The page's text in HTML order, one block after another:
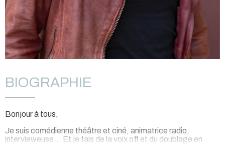
BIOGRAPHIE
Bonjour à tous,
Je suis comédienne théâtre et ciné, animatrice radio,
intervieweuse... Et je fais de la voix off et du doublage en